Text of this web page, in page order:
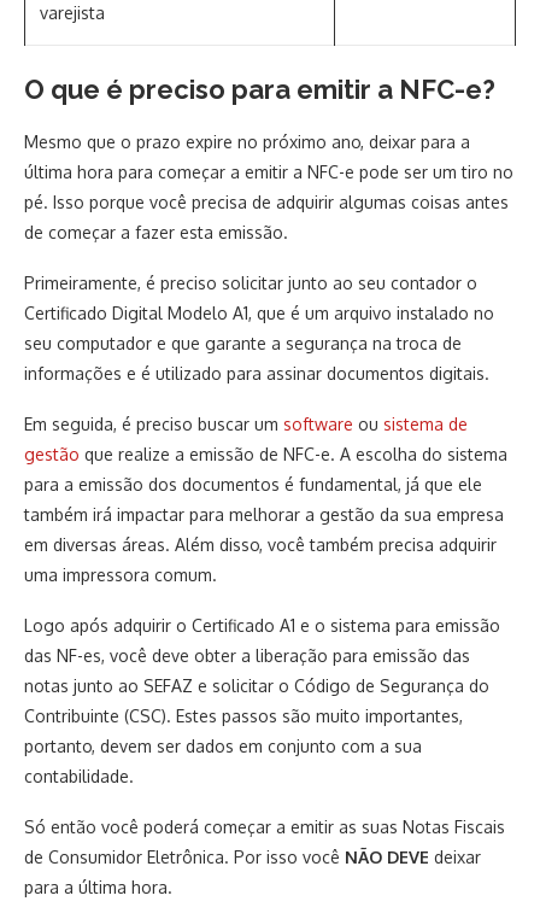
varejista
O que é preciso para emitir a NFC-e?
Mesmo que o prazo expire no próximo ano, deixar para a
última hora para começar a emitir a NFC-e pode ser um tiro no
pé. Isso porque você precisa de adquirir algumas coisas antes
de começar a fazer esta emissão.
Primeiramente, é preciso solicitar junto ao seu contador o
Certificado Digital Modelo A1, que é um arquivo instalado no
seu computador e que garante a segurança na troca de
informações e é utilizado para assinar documentos digitais.
Em seguida, é preciso buscar um software ou sistema de
gestão que realize a emissão de NFC-e. A escolha do sistema
para a emissão dos documentos é fundamental, já que ele
também irá impactar para melhorar a gestão da sua empresa
em diversas áreas. Além disso, você também precisa adquirir
uma impressora comum.
Logo após adquirir o Certificado A1 e o sistema para emissão
das NF-es, você deve obter a liberação para emissão das
notas junto ao SEFAZ e solicitar o Código de Segurança do
Contribuinte (CSC). Estes passos são muito importantes,
portanto, devem ser dados em conjunto com a sua
contabilidade.
Só então você poderá começar a emitir as suas Notas Fiscais
de Consumidor Eletrônica. Por isso você NÃO DEVE deixar
para a última hora.